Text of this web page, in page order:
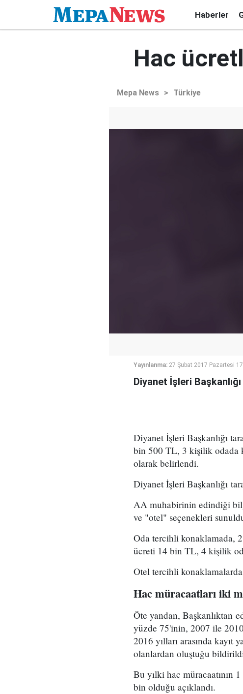
Haberler
Hac
Mepa News > Türkiye
Yayınlanma: 27 Şubat 2017 Pazartesi
Diyanet İşleri
Diyanet İşleri Başkanlığı
bin 500 TL, 3 kişilik odada
olarak belirlendi.
Diyanet İşleri Başkanlığı
AA muhabirinin edindiği
ve "otel" seçenekleri
Oda tercihli konaklamada,
ücreti 14 bin TL, 4 kişilik
Otel tercihli
Hac müracaatları iki
Öte yandan, Başkanlıktan
yüzde 75'inin, 2007 ile 2010
2016 yılları arasında kayıt
olanlardan oluştuğu
Bu yılki hac müracaatının
bin olduğu açıklandı.